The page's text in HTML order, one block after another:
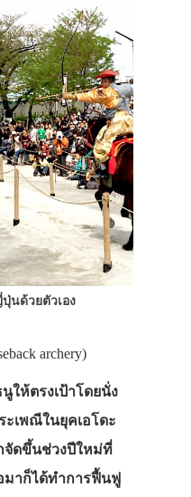
นด้วยตัวเอง
archery)
ให้ตรงเป้าโดยนั่ง
ะเพณีในยุคเอโดะ
จัดขึ้นช่วงปีใหม่ที่
มาก็ได้ทำการฟื้นฟู